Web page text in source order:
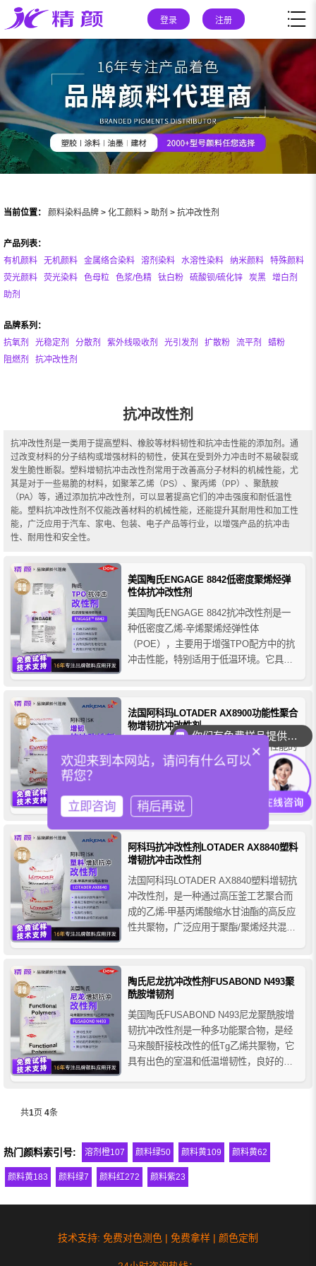
登录 注册
当前位置： 颜料染料品牌 > 化工颜料 > 助剂 > 抗冲改性剂
产品列表：
有机颜料
无机颜料 金属络合染料 溶剂染料 水溶性染料 纳米颜料
特殊颜料
荧光颜料
荧光染料 色母粒 色浆/色精 钛白粉 硫酸钡/硫化锌 炭黑
增白剂
助剂
品牌系列：
抗氧剂
光稳定剂 分散剂 紫外线吸收剂 光引发剂 扩散粉 流平剂
蜡粉
阻燃剂
抗冲改性剂
抗冲改性剂
抗冲改性剂是一类用于提高塑料、橡胶等材料韧性和抗冲击性能的添加剂。通
过改变材料的分子结构或增强材料的韧性，使其在受到外力冲击时不易破裂或
发生脆性断裂。塑料增韧抗冲击改性剂常用于改善高分子材料的机械性能，尤
其是对于一些易脆的材料，如聚苯乙烯（PS）、聚丙烯（PP）、聚酰胺
（PA）等，通过添加抗冲改性剂，可以显著提高它们的冲击强度和耐低温性
能。塑料抗冲改性剂不仅能改善材料的机械性能，还能提升其耐用性和加工性
能，广泛应用于汽车、家电、包装、电子产品等行业，以增强产品的抗冲击
性、耐用性和安全性。
美国陶氏ENGAGE 8842低密度聚烯烃弹
性体抗冲改性剂
美国陶氏ENGAGE 8842抗冲改性剂是一
种低密度乙烯-辛烯聚烯烃弹性体
（POE），主要用于增强TPO配方中的抗
冲击性能，特别适用于低温环境。它具有
消费品中。
法国阿科玛LOTADER AX8900功能性聚合
物增韧抗冲改性剂
阿科玛LOTADER AX8900是一种高性能的
功能性聚合物增韧剂-抗冲改性剂，由乙烯-
丙烯酸甲酯-甲基丙烯酸缩水甘油酯三元共
聚而成。LOTADER AX8900可作为共挤粘
合剂、抗冲改性剂、增容剂和耦合剂等，
在提高工程热塑性塑料的冲击强度、改善
多层结构的附着力方面表现出色。
阿科玛抗冲改性剂LOTADER AX8840塑料
增韧抗冲击改性剂
法国阿科玛LOTADER AX8840塑料增韧抗
冲改性剂，是一种通过高压釜工艺聚合而
成的乙烯-甲基丙烯酸缩水甘油酯的高反应
性共聚物，广泛应用于聚酯/聚烯烃共混物
陶氏尼龙抗冲改性剂FUSABOND N493聚
酰胺增韧剂
美国陶氏FUSABOND N493尼龙聚酰胺增
韧抗冲改性剂是一种多功能聚合物，是经
马来酸酐接枝改性的低Tg乙烯共聚物，它
具有出色的室温和低温增韧性，良好的流
共1页 4条
热门颜料索引号: 溶剂橙107 颜料绿50 颜料黄109 颜料黄62
颜料黄183 颜料绿7 颜料红272 颜料紫23
技术支持: 免费对色测色 | 免费拿样 | 颜色定制
你们有免费样品提供吗？
×
欢迎来到本网站，请问有什么可以
帮您？
立即咨询 稍后再说